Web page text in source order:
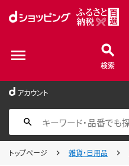
検索
アカウント
トップページ 雑貨・日用品